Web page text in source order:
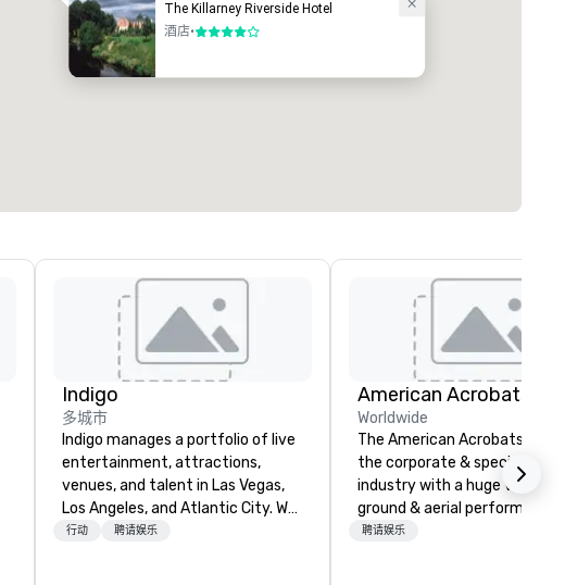
The Killarney Riverside Hotel
酒店•4/5
Indigo
多城市
Indigo manages a portfolio of live
entertainment, attractions,
venues, and talent in Las Vegas,
Los Angeles, and Atlantic City. We
specialize in business to business
行动 聘请娱乐
Worldwide
The American Acrobats
the corporate & special
industry with a huge variety
ground & aerial performances
using elite professional
聘请娱乐